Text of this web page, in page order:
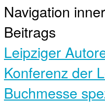
Navigation
Beitrags
Leipziger
Konferenz der
Buchmesse